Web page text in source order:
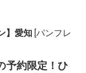
】愛知 [パンフレ
予約限定！ひ